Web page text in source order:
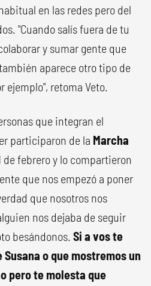
en las redes pero del
"Cuando salís fuera de tu
y sumar gente que
aparece otro tipo de
ejemplo", retoma Veto.
que integran el
participaron de la Marcha
de febrero y lo compartieron
que nos empezó a poner
que nosotros nos
nos dejaba de seguir
besándonos. Si a vos te
o que mostremos un
pero te molesta que